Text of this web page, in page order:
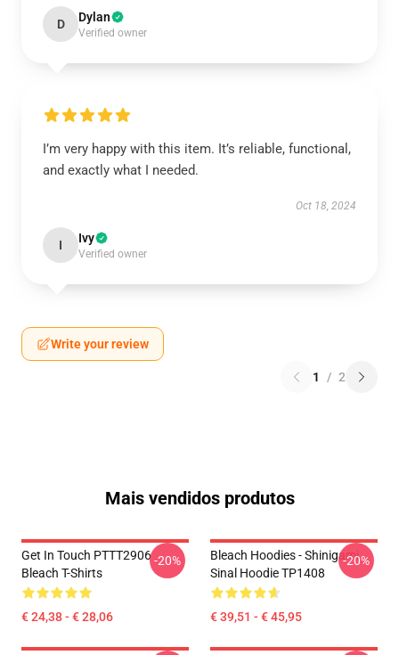
D Dylan
Verified owner
I’m very happy with this item. It’s reliable, functional,
and exactly what I needed.
Oct 18, 2024
I Ivy
Verified owner
Write your review
1 / 2
Mais vendidos produtos
Get In Touch PTTT2906
Bleach T-Shirts
€ 24,38 - € 28,06
-20%
Bleach Hoodies - Shinigami
Sinal Hoodie TP1408
€ 39,51 - € 45,95
-20%